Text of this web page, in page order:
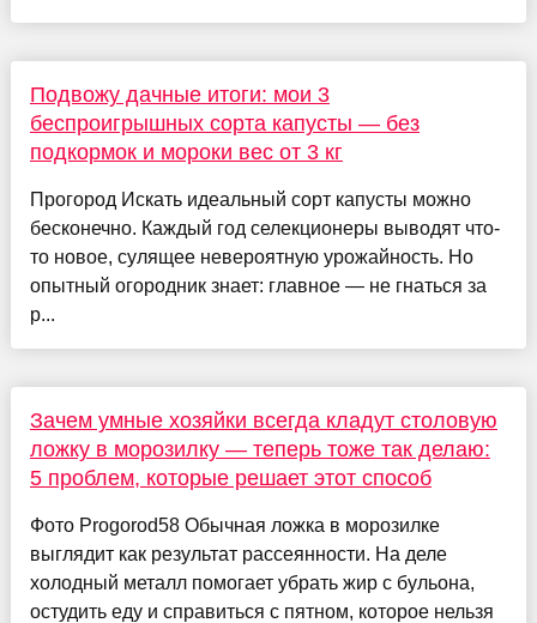
Подвожу дачные итоги: мои 3
беспроигрышных сорта капусты — без
подкормок и мороки вес от 3 кг
Прогород Искать идеальный сорт капусты можно
бесконечно. Каждый год селекционеры выводят что-
то новое, сулящее невероятную урожайность. Но
опытный огородник знает: главное — не гнаться за
р...
Зачем умные хозяйки всегда кладут столовую
ложку в морозилку — теперь тоже так делаю:
5 проблем, которые решает этот способ
Фото Progorod58 Обычная ложка в морозилке
выглядит как результат рассеянности. На деле
холодный металл помогает убрать жир с бульона,
остудить еду и справиться с пятном, которое нельзя